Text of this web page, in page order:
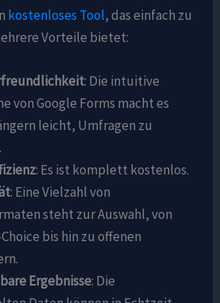
kostenloses Tool, das einfach zu
Vorteile bietet:
: Die intuitive
von Google Forms macht es
leicht, Umfragen zu
: Es ist komplett kostenlos.
: Eine Vielzahl von
steht zur Auswahl, von
bis hin zu offenen
Ergebnisse: Die